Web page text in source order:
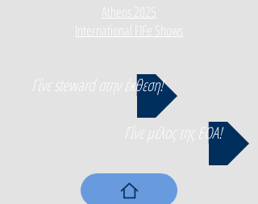
Athens 2025
International FIFe Shows
Γίνε steward στην έκθεση!
Γίνε μέλος της ΕΟΑ!